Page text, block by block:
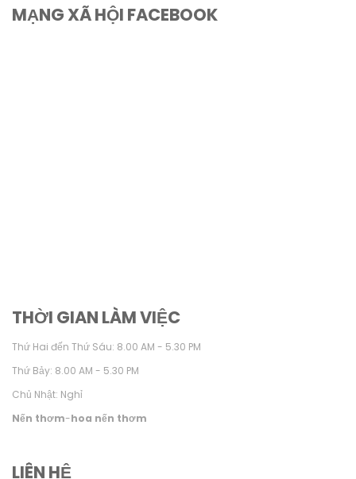
MẠNG XÃ HỘI FACEBOOK
THỜI GIAN LÀM VIỆC
Thứ Hai đến Thứ Sáu: 8.00 AM - 5.30 PM
Thứ Bảy: 8.00 AM - 5.30 PM
Chủ Nhật: Nghỉ
Nến thơm-hoa nến thơm
LIÊN HỆ